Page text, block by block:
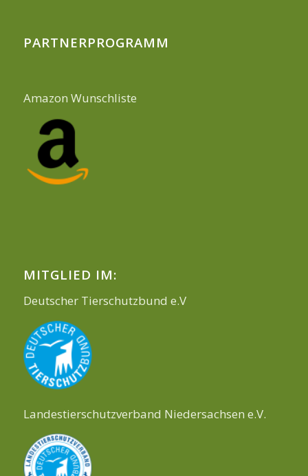
PARTNERPROGRAMM
Amazon Wunschliste
MITGLIED IM:
Deutscher Tierschutzbund e.V
Landestierschutzverband Niedersachsen e.V.